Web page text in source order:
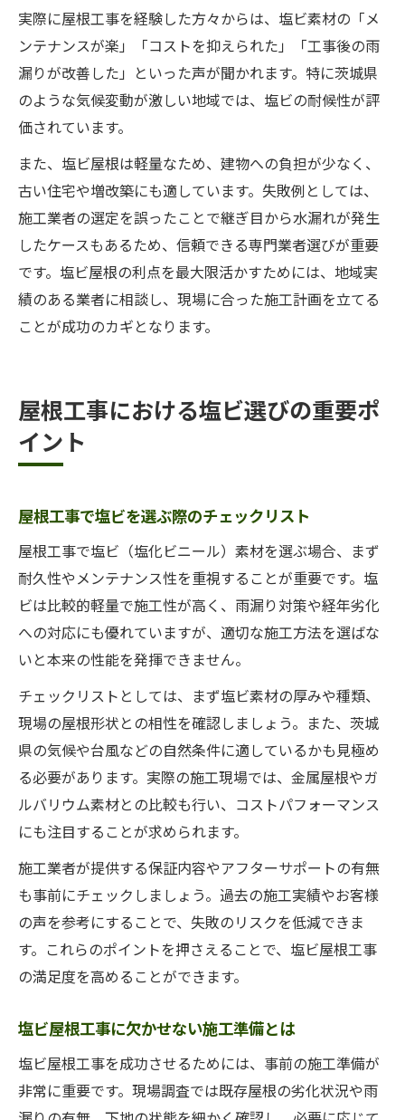
実際に屋根工事を経験した方々からは、塩ビ素材の「メ
ンテナンスが楽」「コストを抑えられた」「工事後の雨
漏りが改善した」といった声が聞かれます。特に茨城県
のような気候変動が激しい地域では、塩ビの耐候性が評
価されています。
また、塩ビ屋根は軽量なため、建物への負担が少なく、
古い住宅や増改築にも適しています。失敗例としては、
施工業者の選定を誤ったことで継ぎ目から水漏れが発生
したケースもあるため、信頼できる専門業者選びが重要
です。塩ビ屋根の利点を最大限活かすためには、地域実
績のある業者に相談し、現場に合った施工計画を立てる
ことが成功のカギとなります。
屋根工事における塩ビ選びの重要ポ
イント
屋根工事で塩ビを選ぶ際のチェックリスト
屋根工事で塩ビ（塩化ビニール）素材を選ぶ場合、まず
耐久性やメンテナンス性を重視することが重要です。塩
ビは比較的軽量で施工性が高く、雨漏り対策や経年劣化
への対応にも優れていますが、適切な施工方法を選ばな
いと本来の性能を発揮できません。
チェックリストとしては、まず塩ビ素材の厚みや種類、
現場の屋根形状との相性を確認しましょう。また、茨城
県の気候や台風などの自然条件に適しているかも見極め
る必要があります。実際の施工現場では、金属屋根やガ
ルバリウム素材との比較も行い、コストパフォーマンス
にも注目することが求められます。
施工業者が提供する保証内容やアフターサポートの有無
も事前にチェックしましょう。過去の施工実績やお客様
の声を参考にすることで、失敗のリスクを低減できま
す。これらのポイントを押さえることで、塩ビ屋根工事
の満足度を高めることができます。
塩ビ屋根工事に欠かせない施工準備とは
塩ビ屋根工事を成功させるためには、事前の施工準備が
非常に重要です。現場調査では既存屋根の劣化状況や雨